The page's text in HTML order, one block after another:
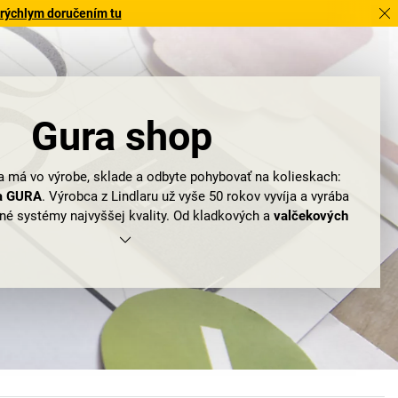
doručením tu
Gura shop
má vo výrobe, sklade a odbyte pohybovať na kolieskach:
GURA. Výrobca z Lindlaru už vyše 50 rokov vyvíja a vyrába
systémy najvyššej kvality. Od kladkových a valčekových
až po plne automatizované dopravné zariadenia
je, keď sa vráti späť zákazník, a nie výrobok.“
dostať do pohybu vy? Malé krabice alebo celé transporty
online-shope nájdete kladičkové a valčekové dráhy, ľahké
kladkové avalčekové trate rozširujúce sa do tvaru